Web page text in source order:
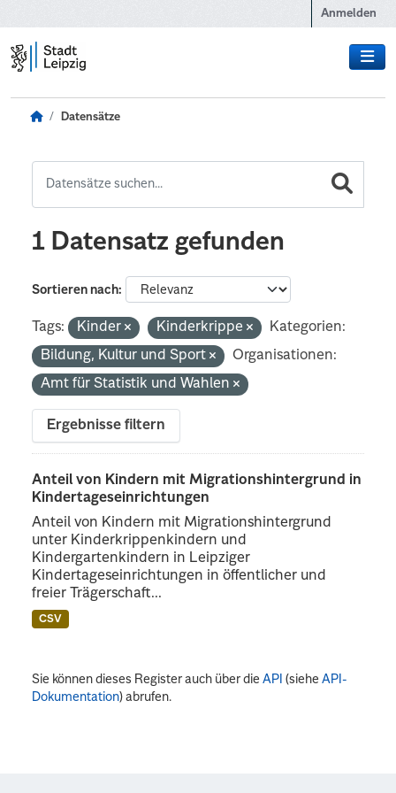
Anmelden
Datensätze
1 Datensatz gefunden
Sortieren nach
Tags: Kinder Kinderkrippe
Kategorien:
Bildung, Kultur und Sport
Organisationen:
Amt für Statistik und Wahlen
Ergebnisse filtern
Anteil von Kindern mit Migrationshintergrund in
Kindertageseinrichtungen
Anteil von Kindern mit Migrationshintergrund
unter Kinderkrippenkindern und
Kindergartenkindern in Leipziger
Kindertageseinrichtungen in öffentlicher und
freier Trägerschaft...
CSV
Sie können dieses Register auch über dieAPI (sieheAPI-
Dokumentation) abrufen.